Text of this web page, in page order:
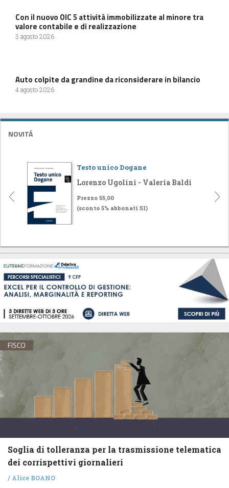
Con il nuovo OIC 5 attività immobilizzate al minore tra
valore contabile e di realizzazione
3 agosto 2026
Auto colpite da grandine da riconsiderare in bilancio
4 agosto 2026
NOVITÁ
Testo unico Dogane
Lorenzo Ugolini - Valeria Baldi
Prezzo 55,00
(sconto 5% abbonati SI)
FISCO
Soglia di tolleranza per la trasmissione telematica
dei corrispettivi giornalieri
/ Alice BOANO